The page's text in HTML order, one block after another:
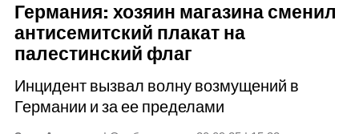
Германия: хозяин магазина сменил
антисемитский плакат на
палестинский флаг
Инцидент вызвал волну возмущений в
Германии и за ее пределами